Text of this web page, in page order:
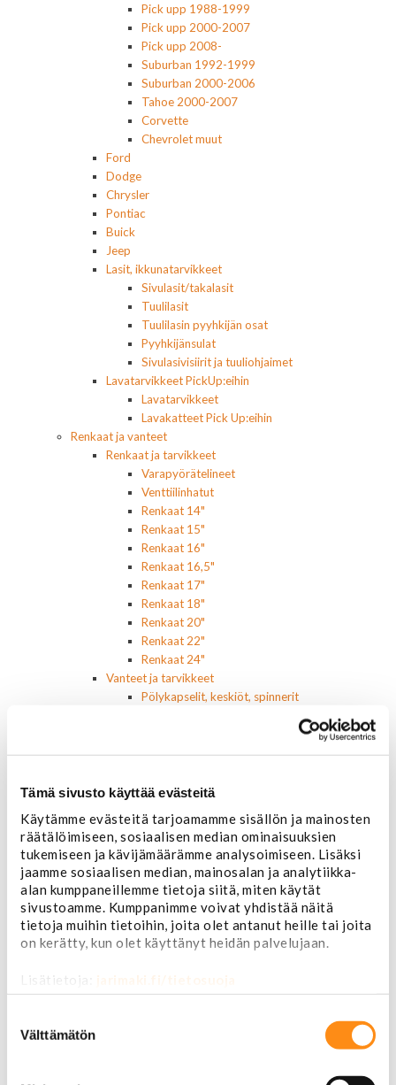
Tämä sivusto käyttää evästeitä
Käytämme evästeitä tarjoamamme sisällön ja mainosten
räätälöimiseen, sosiaalisen median ominaisuuksien
tukemiseen ja kävijämäärämme analysoimiseen. Lisäksi
jaamme sosiaalisen median, mainosalan ja analytiikka-
alan kumppaneillemme tietoja siitä, miten käytät
sivustoamme. Kumppanimme voivat yhdistää näitä
tietoja muihin tietoihin, joita olet antanut heille tai joita
on kerätty, kun olet käyttänyt heidän palvelujaan.
Lisätietoja: jarimaki.fi/tietosuoja
valinta
Välttämätön
Pick upp 1988-1999
Pick upp 2000-2007
Pick upp 2008-
Suburban 1992-1999
Suburban 2000-2006
Tahoe 2000-2007
Corvette
Chevrolet muut
Ford
Dodge
Chrysler
Pontiac
Buick
Jeep
Lasit, ikkunatarvikkeet
Sivulasit/takalasit
Tuulilasit
Tuulilasin pyyhkijän osat
Pyyhkijänsulat
Sivulasivisiirit ja tuuliohjaimet
Lavatarvikkeet PickUp:eihin
Lavatarvikkeet
Lavakatteet Pick Up:eihin
Renkaat ja vanteet
Renkaat ja tarvikkeet
Varapyörätelineet
Venttiilinhatut
Renkaat 14"
Renkaat 15"
Renkaat 16"
Renkaat 16,5"
Renkaat 17"
Renkaat 18"
Renkaat 20"
Renkaat 22"
Renkaat 24"
Vanteet ja tarvikkeet
Pölykapselit, keskiöt, spinnerit
15 tuumaiset vanteet
17 tuumaiset vanteet
20 tuumaiset vanteet
22 tuumaiset vanteet
24 tuumaiset vanteet
Ehosteet
Istuimet ja tarvikkeet
Lattiamatot
Ratit
Ratinpäälliset